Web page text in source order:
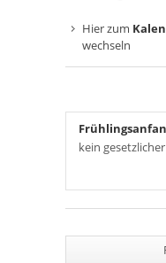
Hier zum
wechseln
kein